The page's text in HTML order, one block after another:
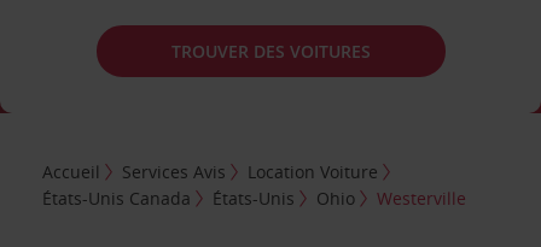
TROUVER DES VOITURES
Accueil Services Avis
Location Voiture
États-Unis Canada
États-Unis Ohio Westerville